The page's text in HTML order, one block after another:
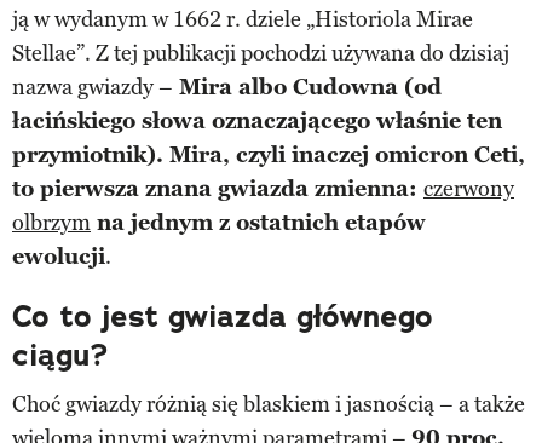
ją w wydanym w 1662 r. dziele „Historiola Mirae
Stellae”. Z tej publikacji pochodzi używana do dzisiaj
nazwa gwiazdy – Mira albo Cudowna (od
łacińskiego słowa oznaczającego właśnie ten
przymiotnik). Mira, czyli inaczej omicron Ceti,
to pierwsza znana gwiazda zmienna: czerwony
olbrzym na jednym z ostatnich etapów
ewolucji.
Co to jest gwiazda głównego
ciągu?
Choć gwiazdy różnią się blaskiem i jasnością – a także